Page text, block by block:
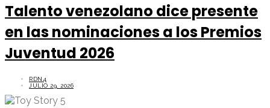
Talento venezolano dice presente
en las nominaciones a los Premios
Juventud 2026
RDN4
JULIO 29, 2026